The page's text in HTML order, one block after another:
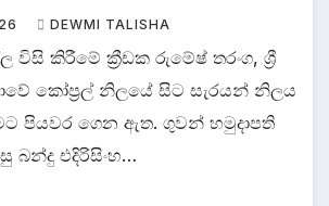
DEWMI TALISHA
විසි කිරීමේ ක්‍රීඩක රුමේෂ් තරංග, ශ්‍රී
කෝප්‍රල් නිලයේ සිට සැරයන් නිලය
පියවර ගෙන ඇත. ගුවන් හමුදාපති
බන්දු එදිරිසිංහ…